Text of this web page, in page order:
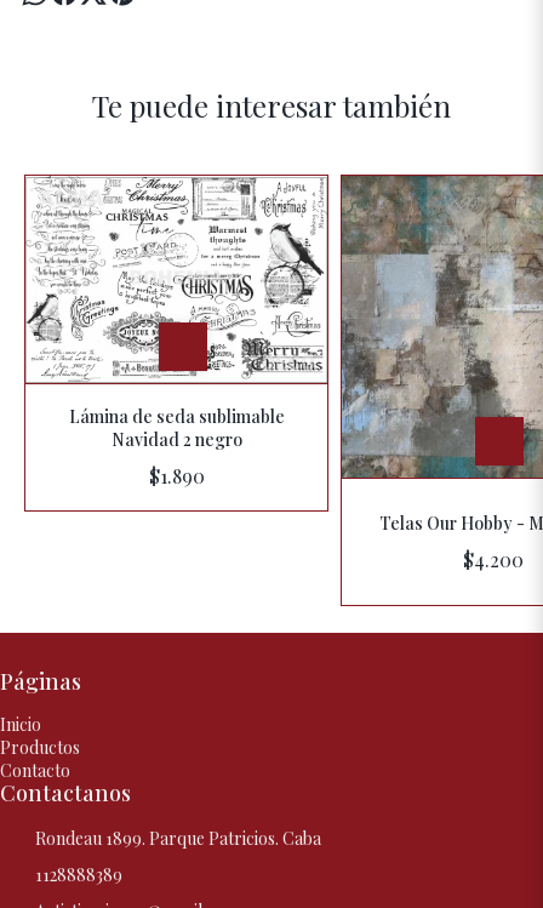
Te puede interesar también
Lámina de seda sublimable
Navidad 2 negro
$1.890
Telas Our Hobby -
$4.200
Páginas
Inicio
Productos
Contacto
Contactanos
Rondeau 1899. Parque Patricios. Caba
1128888389